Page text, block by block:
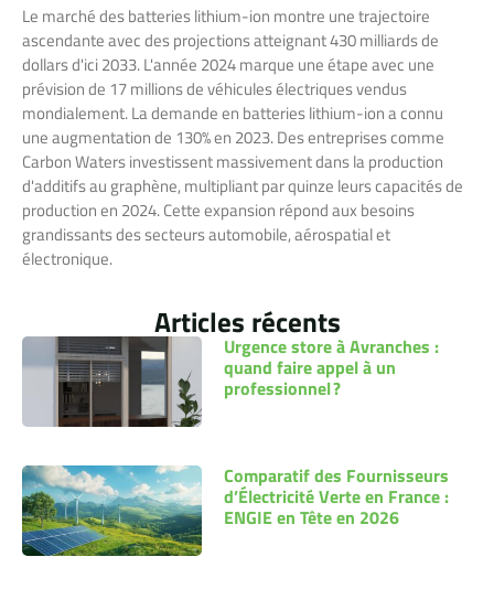
Le marché des batteries lithium-ion montre une trajectoire
ascendante avec des projections atteignant 430 milliards de
dollars d'ici 2033. L'année 2024 marque une étape avec une
prévision de 17 millions de véhicules électriques vendus
mondialement. La demande en batteries lithium-ion a connu
une augmentation de 130% en 2023. Des entreprises comme
Carbon Waters investissent massivement dans la production
d'additifs au graphène, multipliant par quinze leurs capacités de
production en 2024. Cette expansion répond aux besoins
grandissants des secteurs automobile, aérospatial et
électronique.
Articles récents
Urgence store à Avranches :
quand faire appel à un
professionnel ?
Comparatif des Fournisseurs
d’Électricité Verte en France :
ENGIE en Tête en 2026